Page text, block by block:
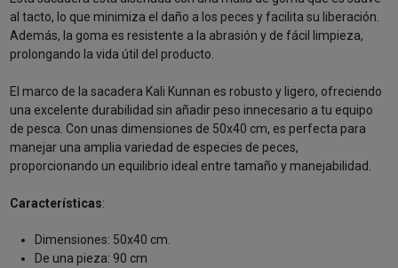
al tacto, lo que minimiza el daño a los peces y facilita su liberación.
Además, la goma es resistente a la abrasión y de fácil limpieza,
prolongando la vida útil del producto.
El marco de la sacadera Kali Kunnan es robusto y ligero, ofreciendo
una excelente durabilidad sin añadir peso innecesario a tu equipo
de pesca. Con unas dimensiones de 50x40 cm, es perfecta para
manejar una amplia variedad de especies de peces,
proporcionando un equilibrio ideal entre tamaño y manejabilidad.
Características:
Dimensiones: 50x40 cm.
De una pieza: 90 cm